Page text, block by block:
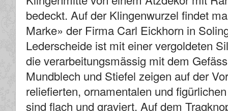
bedeckt. Auf der Klingenwurzel findet
Marke» der Firma Carl Eickhorn in
Lederscheide ist mit einer vergoldeten
die verarbeitungsmässig mit dem
Mundblech und Stiefel zeigen auf der
reliefierten, ornamentalen und
sind flach und graviert. Auf dem